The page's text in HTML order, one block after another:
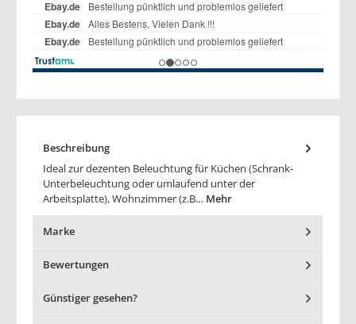
Beschreibung
Ideal zur dezenten Beleuchtung für Küchen (Schrank-
Unterbeleuchtung oder umlaufend unter der
Arbeitsplatte), Wohnzimmer (z.B… Mehr
Marke
Bewertungen
Günstiger gesehen?